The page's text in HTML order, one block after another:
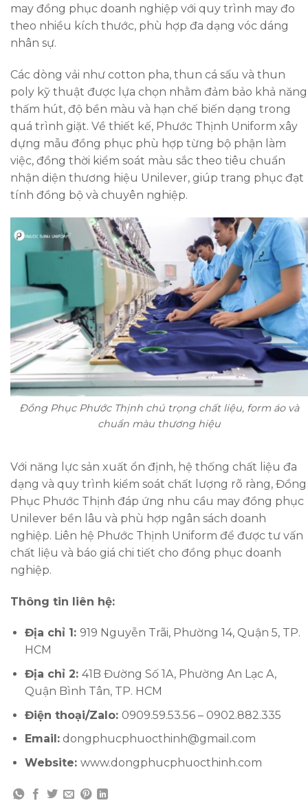
may đồng phục doanh nghiệp với quy trình may đo
theo nhiều kích thước, phù hợp đa dạng vóc dáng
nhân sự.
Các dòng vải như cotton pha, thun cá sấu và thun
poly kỹ thuật được lựa chọn nhằm đảm bảo khả năng
thấm hút, độ bền màu và hạn chế biến dạng trong
quá trình giặt. Về thiết kế, Phước Thịnh Uniform xây
dựng mẫu đồng phục phù hợp từng bộ phận làm
việc, đồng thời kiểm soát màu sắc theo tiêu chuẩn
nhận diện thương hiệu Unilever, giúp trang phục đạt
tính đồng bộ và chuyên nghiệp.
Đồng Phục Phước Thịnh chú trọng chất liệu, form áo và
chuẩn màu thương hiệu
Với năng lực sản xuất ổn định, hệ thống chất liệu đa
dạng và quy trình kiểm soát chất lượng rõ ràng, Đồng
Phục Phước Thịnh đáp ứng nhu cầu may đồng phục
Unilever bền lâu và phù hợp ngân sách doanh
nghiệp. Liên hệ Phước Thịnh Uniform để được tư vấn
chất liệu và báo giá chi tiết cho đồng phục doanh
nghiệp.
Thông tin liên hệ:
Địa chỉ 1: 919 Nguyễn Trãi, Phường 14, Quận 5, TP.
HCM
Địa chỉ 2: 41B Đường Số 1A, Phường An Lạc A,
Quận Bình Tân, TP. HCM
Điện thoại/Zalo: 0909.59.53.56 – 0902.882.335
Email:dongphucphuocthinh@gmail.com
Website: www.dongphucphuocthinh.com